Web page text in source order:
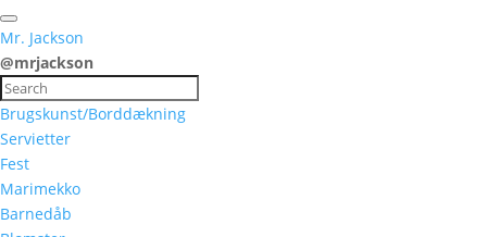
Mr. Jackson
@mrjackson
Brugskunst/Borddækning
Servietter
Fest
Marimekko
Barnedåb